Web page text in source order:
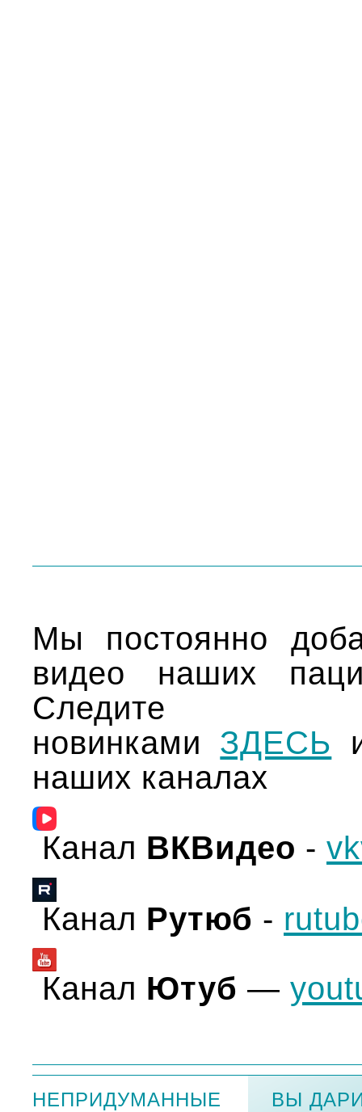
Мы постоянно
видео наших
Следите
новинками ЗДЕСЬ
наших каналах
Канал ВКВидео -
Канал Рутюб -
Канал Ютуб —
НЕПРИДУМАННЫЕ
ВЫ